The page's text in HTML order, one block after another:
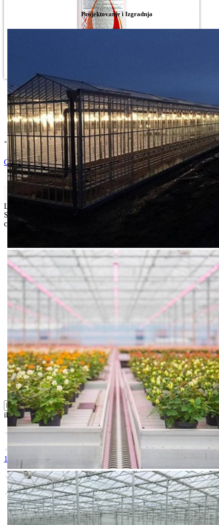
Projektovanje i Izgradnja
* U cenu je uracunat PDV * Nema Na Stanju !
Ocenite i napišite preporuku
Isporuka Info
Limit za porudžbinu je
500.00 dinara
za isporuku na teritoriji
Srbije. Za inostranstvo, molimo da nas kontaktirate za informacije o
ceni i mogućnostima isporuke.
Bio priča
Biostimulacija
Dezinfekcija
Feromoni i klopke
Folije i agrotekstili
Oprema i instrumenti
Semena povrća
Sredstva za ishranu biljaka
Sredstva za zaštitu biljaka
Supstrati
Zaštita ... u 10 litara
ili probajte naprednu: pretragu
1. ORTUS 5-SC 2. BEKTIN 18 EC 3. MILBECNOCK